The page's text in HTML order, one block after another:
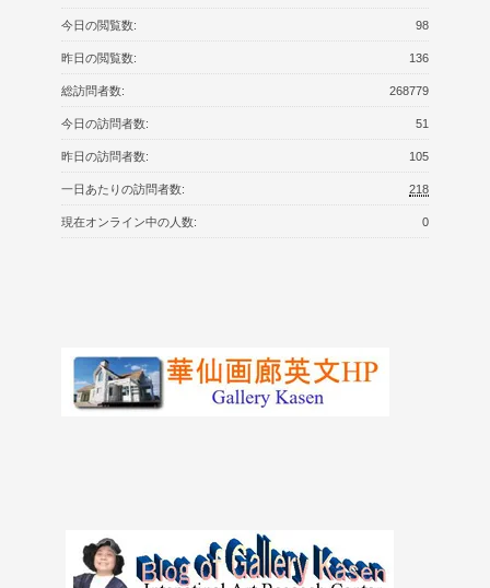
98
今日の閲覧数:
136
昨日の閲覧数:
268779
総訪問者数:
51
今日の訪問者数:
105
昨日の訪問者数:
218
一日あたりの訪問者数:
0
現在オンライン中の人数: